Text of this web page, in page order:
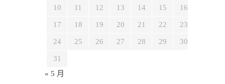
10 11 12 13 14 15 16
17 18 19 20 21 22 23
24 25 26 27 28 29 30
31
« 5 月